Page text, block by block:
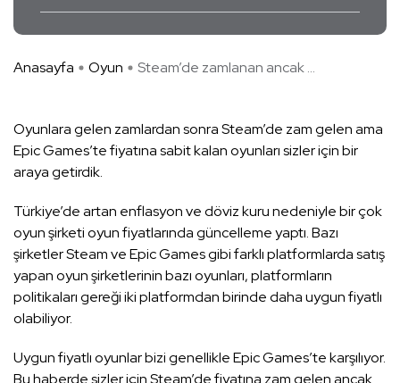
Anasayfa Oyun Steam’de zamlanan ancak ...
Oyunlara gelen zamlardan sonra Steam’de zam gelen ama
Epic Games’te fiyatına sabit kalan oyunları sizler için bir
araya getirdik.
Türkiye’de artan enflasyon ve döviz kuru nedeniyle bir çok
oyun şirketi oyun fiyatlarında güncelleme yaptı. Bazı
şirketler Steam ve Epic Games gibi farklı platformlarda satış
yapan oyun şirketlerinin bazı oyunları, platformların
politikaları gereği iki platformdan birinde daha uygun fiyatlı
olabiliyor.
Uygun fiyatlı oyunlar bizi genellikle Epic Games’te karşılıyor.
Bu haberde sizler için Steam’de fiyatına zam gelen ancak